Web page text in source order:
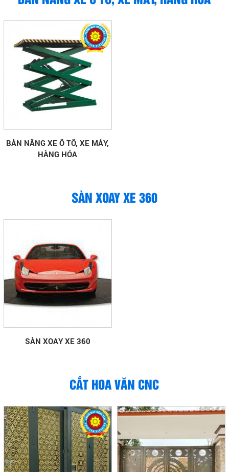
BÀN NÂNG XE Ô TÔ, XE MÁY,
HÀNG HÓA
SÀN XOAY XE 360
SÀN XOAY XE 360
CẮT HOA VĂN CNC